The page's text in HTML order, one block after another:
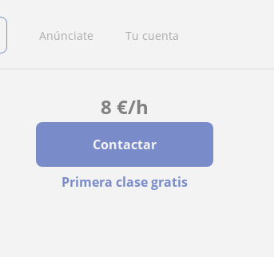
Anúnciate Tu cuenta
8 €/h
Contactar
Primera clase gratis